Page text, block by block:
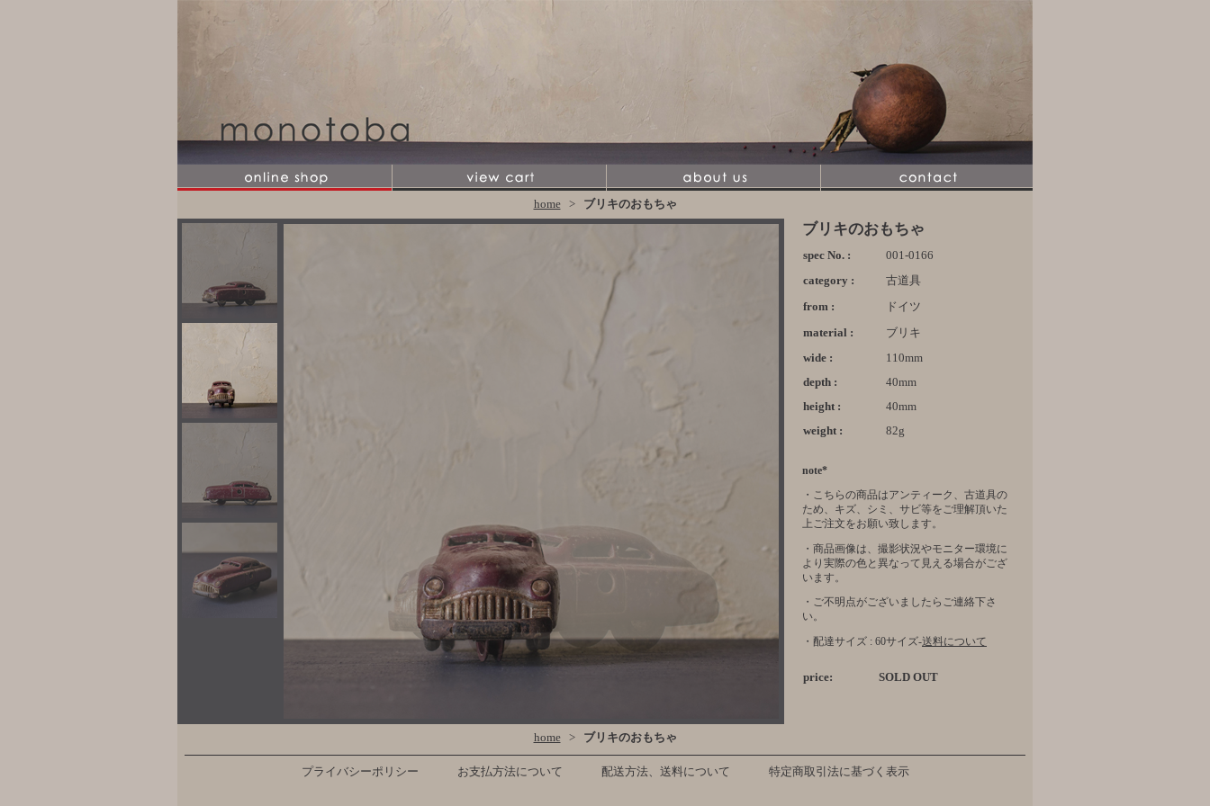
home> ブリキのおもちゃ
ブリキのおもちゃ
spec No. :
001-0166
category :
古道具
from : ドイツ
material :
ブリキ
wide :
110mm
depth :
40mm
height :
40mm
weight :
82g
note*
・こちらの商品はアンティーク、古道具の
ため、キズ、シミ、サビ等をご理解頂いた
上ご注文をお願い致します。
・商品画像は、撮影状況やモニター環境に
より実際の色と異なって見える場合がござ
います。
・ご不明点がございましたらご連絡下さ
い。
・配達サイズ : 60サイズ-送料について
price: SOLD OUT
home> ブリキのおもちゃ
プライバシーポリシー お支払方法について 配送方法、送料について 特定商取引法に基づく表示